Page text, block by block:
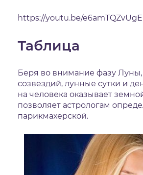
https://youtu.be/e6amTQZvUgE
Таблица
Беря во внимание фазу
созвездий, лунные сутки и
на человека оказывает
позволяет астрологам
парикмахерской.